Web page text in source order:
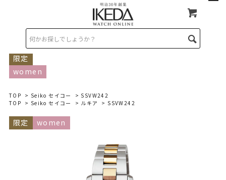
限定
women
TOP > Seiko セイコー
> SSVW242
TOP > Seiko セイコー > ルキア > SSVW242
限定 women